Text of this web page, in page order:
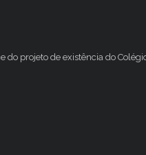
do projeto de existência do